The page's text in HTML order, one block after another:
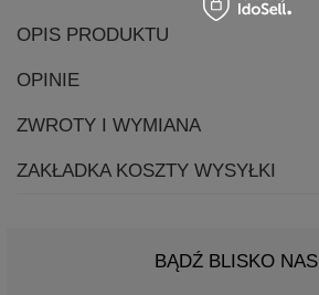
OPIS PRODUKTU
OPINIE
ZWROTY I WYMIANA
ZAKŁADKA KOSZTY WYSYŁKI
BĄDŹ BLISKO NAS